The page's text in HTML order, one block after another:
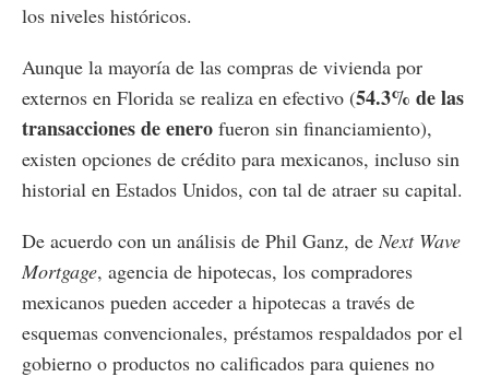
los niveles históricos.
Aunque la mayoría de las compras de vivienda por
externos en Florida se realiza en efectivo (54.3% de las
transacciones de enero fueron sin financiamiento),
existen opciones de crédito para mexicanos, incluso sin
historial en Estados Unidos​, con tal de atraer su capital.
De acuerdo con un análisis de Phil Ganz, de Next Wave
Mortgage, agencia de hipotecas, los compradores
mexicanos pueden acceder a hipotecas a través de
esquemas convencionales, préstamos respaldados por el
gobierno o productos no calificados para quienes no